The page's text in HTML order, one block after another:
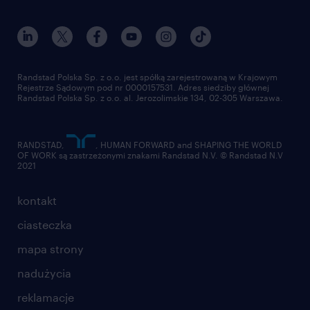
dla mediów
dla dostawców
nasz świat
pracuj w randstad
złóż CV
kontakt
ciasteczka
mapa strony
nadużycia
reklamacje
Randstad Polska Sp. z o.o. jest spółką zarejestrowaną w Krajowym
Rejestrze Sądowym pod nr 0000157531. Adres siedziby głównej
Randstad Polska Sp. z o.o. al. Jerozolimskie 134, 02-305 Warszawa.
RANDSTAD,
, HUMAN FORWARD and SHAPING THE WORLD
OF WORK są zastrzeżonymi znakami Randstad N.V. © Randstad N.V
2021